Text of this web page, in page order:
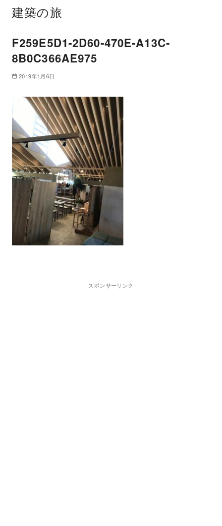
建築の旅
F259E5D1-2D60-470E-A13C-
8B0C366AE975
2019年1月6日
スポンサーリンク